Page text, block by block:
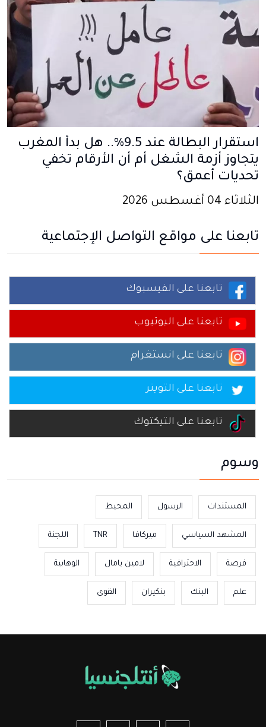
استقرار البطالة عند 9.5%.. هل بدأ المغرب
يتجاوز أزمة الشغل أم أن الأرقام تخفي
تحديات أعمق؟
الثلاثاء 04 أغسطس 2026
تابعنا على مواقع التواصل الإجتماعية
تابعنا على الفيسبوك
تابعنا على اليوتيوب
تابعنا على انستغرام
تابعنا على التويتر
تابعنا على التيكتوك
وسوم
المستندات الرسول المحيط
المشهد السياسي ميركافا TNR اللجنة
فرصة الاحترافية لامين يامال الوهابية
علم البنك بنكيران القوى